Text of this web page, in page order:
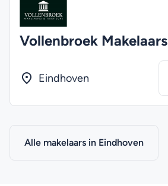
Vollenbroek Makelaars
Eindhoven
Alle makelaars in Eindhoven